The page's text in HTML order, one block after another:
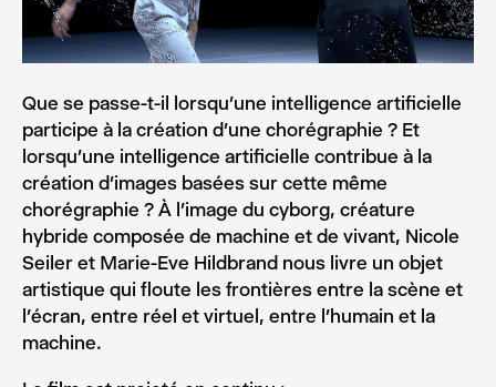
Que se passe-t-il lorsqu’une intelligence artificielle
participe à la création d’une chorégraphie ? Et
lorsqu’une intelligence artificielle contribue à la
création d’images basées sur cette même
chorégraphie ? À l’image du cyborg, créature
hybride composée de machine et de vivant, Nicole
Seiler et Marie-Eve Hildbrand nous livre un objet
artistique qui floute les frontières entre la scène et
l’écran, entre réel et virtuel, entre l’humain et la
machine.